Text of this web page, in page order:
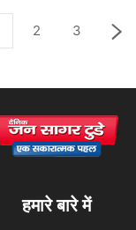
2 3
हमारे बारे में